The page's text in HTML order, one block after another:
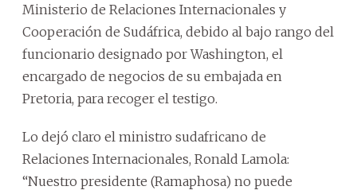
Ministerio de Relaciones Internacionales y
Cooperación de Sudáfrica, debido al bajo rango del
funcionario designado por Washington, el
encargado de negocios de su embajada en
Pretoria, para recoger el testigo.
Lo dejó claro el ministro sudafricano de
Relaciones Internacionales, Ronald Lamola:
“Nuestro presidente (Ramaphosa) no puede